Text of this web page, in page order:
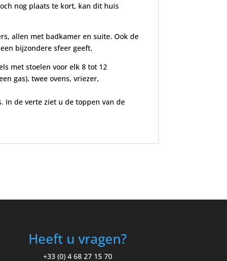
nog plaats te kort, kan dit huis
allen met badkamer en suite. Ook de
bijzondere sfeer geeft.
met stoelen voor elk 8 tot 12
gas), twee ovens, vriezer,
In de verte ziet u de toppen van de
Heeft u vragen?
+33 (0) 4 68 27 15 70